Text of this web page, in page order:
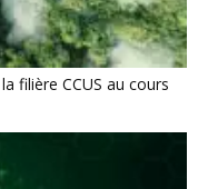
filière CCUS au cours